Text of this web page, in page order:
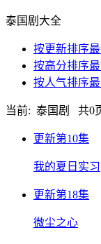
泰国剧大全
按更新排序
按高分排序
按人气排序
当前: 泰国剧 共0
更新第10集
我的夏日实习
更新第18集
微尘之心